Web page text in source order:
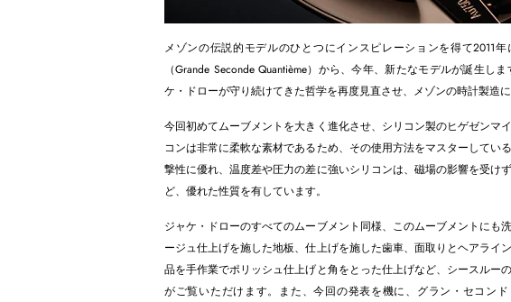
メゾンの伝説的モデルのひとつにインスピレーションを得て2011
（Grande Seconde Quantième）から、今年、新たなモデルが誕生し
ケ・ドローが守り続けてきた哲学を再度見直させ、メゾンの時計製造
今回初めてムーブメントを大きく進化させ、シリコン製のヒゲゼンマ
コンは非常に柔軟な素材であるため、その使用方法をマスターしてい
撃性に優れ、温度差や圧力の差に強いシリコンは、磁場の影響を受け
ど、優れた性質を有しています。
ジャケ・ドローのすべてのムーブメント同様、このムーブメントにも
ージュ仕上げを施した地板、仕上げを施した歯車、面取りとヘアライ
品を手作業でポリッシュ仕上げと角をとった仕上げなど、シースルー
がご覧いただけます。また、今回の発表を機に、グラン・セコン